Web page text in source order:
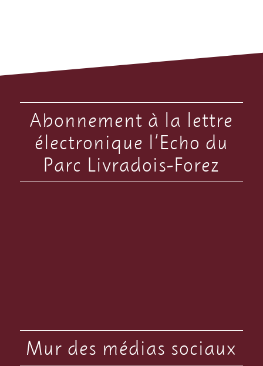
Abonnement à la lettre
électronique l’Echo du
Parc Livradois-Forez
Mur des médias sociaux